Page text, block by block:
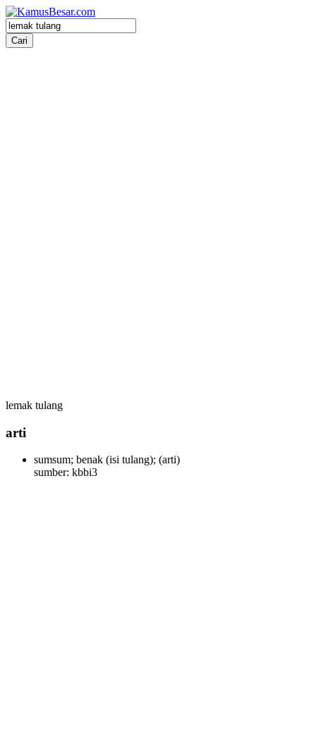
lemak tulang
arti
sumsum; benak (isi tulang); (arti)
sumber: kbbi3